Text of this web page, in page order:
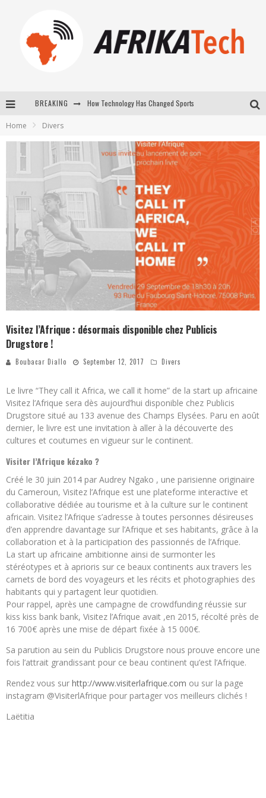
BREAKING How Technology Has Changed Sports
New to online sports betting? Consider These Tips to Play Your First Online Sports Betting Successfully
Home Divers
Visitez l’Afrique : désormais disponible chez Publicis
Drugstore !
Boubacar Diallo September 12, 2017 Divers
Le livre “They call it Africa, we call it home” de la start up africaine
Visitez l’Afrique sera dès aujourd’hui disponible chez Publicis
Drugstore situé au 133 avenue des Champs Elysées. Paru en août
dernier, le livre est une invitation à aller à la découverte des
cultures et coutumes en vigueur sur le continent.
Visiter l’Afrique kézako ?
Créé le 30 juin 2014 par Audrey Ngako , une parisienne originaire
du Cameroun, Visitez l’Afrique est une plateforme interactive et
collaborative dédiée au tourisme et à la culture sur le continent
africain. Visitez l’Afrique s’adresse à toutes personnes désireuses
d’en apprendre davantage sur l’Afrique et ses habitants, grâce à la
collaboration et à la participation des passionnés de l’Afrique.
La start up africaine ambitionne ainsi de surmonter les
stéréotypes et à aprioris sur ce beaux continents aux travers les
carnets de bord des voyageurs et les récits et photographies des
habitants qui y partagent leur quotidien.
Pour rappel, après une campagne de crowdfunding réussie sur
kiss kiss bank bank, Visitez l’Afrique avait ,en 2015, récolté près de
16 700€ après une mise de départ fixée à 15 000€.
Sa parution au sein du Publicis Drugstore nous prouve encore une
fois l’attrait grandissant pour ce beau continent qu’est l’Afrique.
Rendez vous sur http://www.visiterlafrique.com ou sur la page
instagram @VisiterlAfrique pour partager vos meilleurs clichés !
Laëtitia